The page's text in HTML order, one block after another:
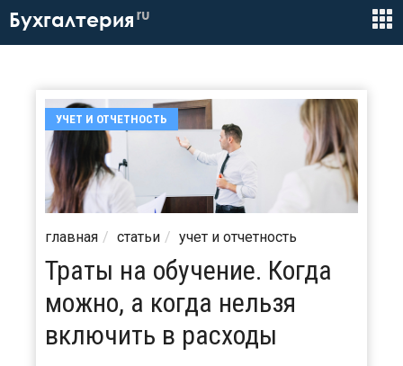
Бухгалтерия ru
УЧЕТ И ОТЧЕТНОСТЬ
главная статьи учет и отчетность
Траты на обучение. Когда
можно, а когда нельзя
включить в расходы